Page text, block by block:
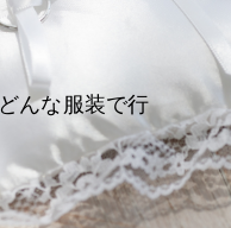
んな服装で行